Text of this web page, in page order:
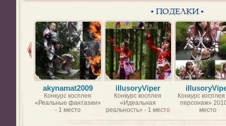
• ПОДЕЛКИ •
akynamat2009
Конкурс косплея
«Реальные фантазии»
- 1 место
illusoryViper
Конкурс косплея
«Идеальная
реальность» - 1 место
Конкурс
персонаж»
место